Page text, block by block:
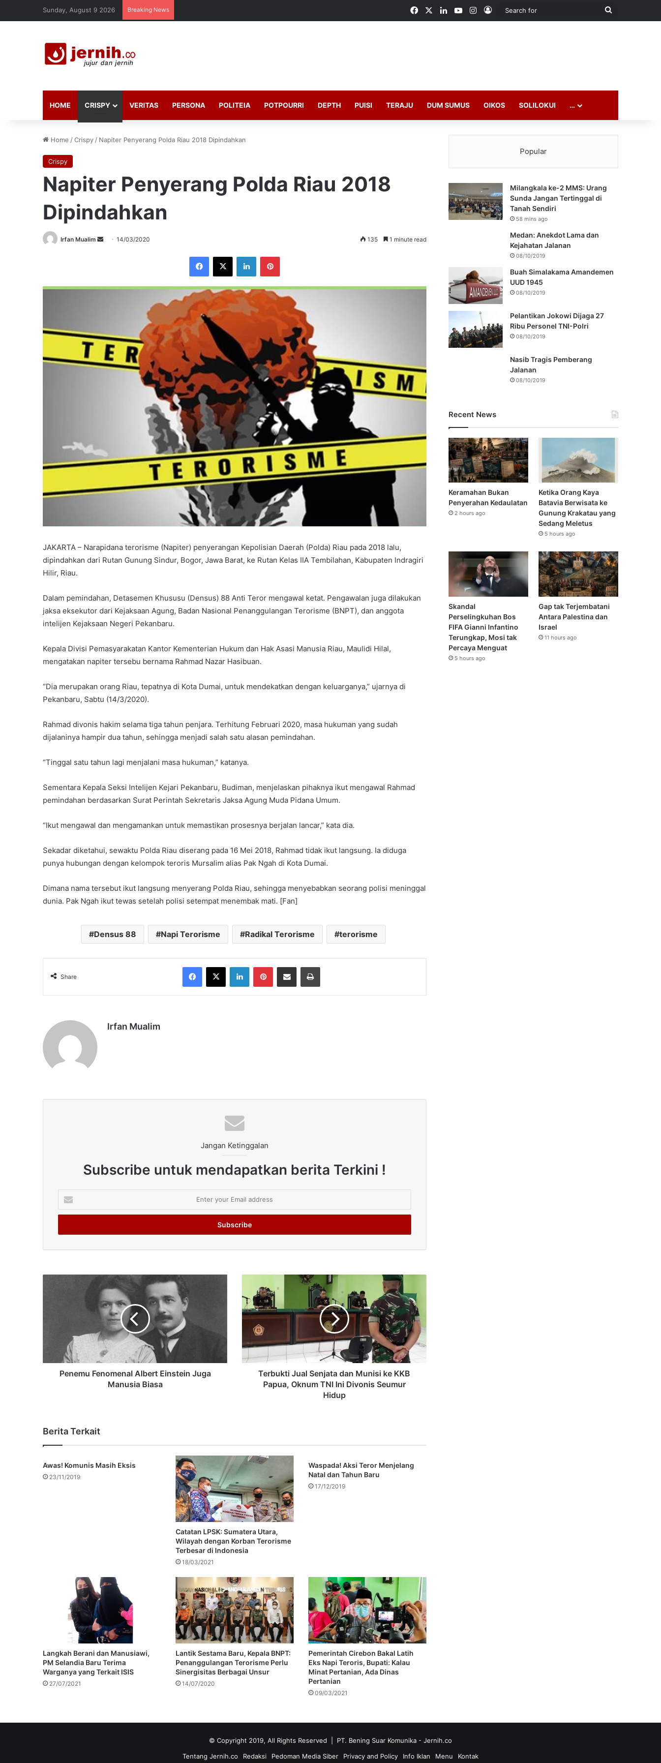
Sunday, August 9 2026 Breaking News FacebookLinkedInYouTubeInstagram
Log In
Search
HOME CRISPY VERITAS PERSONA POLITEIA POTPOURRI DEPTH PUISI TERAJU DUM SUMUS OIKOS SOLILOKUI …
Home /Crispy / Napiter Penyerang Polda Riau 2018 Dipindahkan
Crispy
Napiter Penyerang Polda Riau 2018
Dipindahkan
Irfan Mualim
Send14/03/2020 135 1 minute read
Facebook
X LinkedInPinterest
JAKARTA – Narapidana terorisme (Napiter) penyerangan Kepolisian Daerah (Polda) Riau pada 2018 lalu,
dipindahkan dari Rutan Gunung Sindur, Bogor, Jawa Barat, ke Rutan Kelas IIA Tembilahan, Kabupaten Indragiri
Hilir, Riau.
Dalam pemindahan, Detasemen Khususu (Densus) 88 Anti Teror mengawal ketat. Pengawalan juga dilakukan
jaksa eksekutor dari Kejaksaan Agung, Badan Nasional Penanggulangan Terorisme (BNPT), dan anggota
intelijen Kejaksaan Negeri Pekanbaru.
Kepala Divisi Pemasyarakatan Kantor Kementerian Hukum dan Hak Asasi Manusia Riau, Maulidi Hilal,
mengatakan napiter tersebu bernama Rahmad Nazar Hasibuan.
“Dia merupakan orang Riau, tepatnya di Kota Dumai, untuk mendekatkan dengan keluarganya,” ujarnya di
Pekanbaru, Sabtu (14/3/2020).
Rahmad divonis hakim selama tiga tahun penjara. Terhitung Februari 2020, masa hukuman yang sudah
dijalaninya hampir dua tahun, sehingga menjadi salah satu alasan pemindahan.
“Tinggal satu tahun lagi menjalani masa hukuman,” katanya.
Sementara Kepala Seksi Intelijen Kejari Pekanbaru, Budiman, menjelaskan pihaknya ikut mengawal Rahmad
pemindahan berdasarkan Surat Perintah Sekretaris Jaksa Agung Muda Pidana Umum.
“Ikut mengawal dan mengamankan untuk memastikan prosesnya berjalan lancar,” kata dia.
Sekadar diketahui, sewaktu Polda Riau diserang pada 16 Mei 2018, Rahmad tidak ikut langsung. Ia diduga
punya hubungan dengan kelompok teroris Mursalim alias Pak Ngah di Kota Dumai.
Dimana nama tersebut ikut langsung menyerang Polda Riau, sehingga menyebabkan seorang polisi meninggal
dunia. Pak Ngah ikut tewas setelah polisi setempat menembak mati. [Fan]
Densus 88 Napi Terorisme Radikal Terorisme terorisme
Share
Facebook
X LinkedInPinterestShare via Email Print
Irfan Mualim
Jangan Ketinggalan
Subscribe untuk mendapatkan berita Terkini !
your
Email
Penemu Fenomenal Albert Einstein Juga
Manusia Biasa
Terbukti Jual Senjata dan Munisi ke KKB
Papua, Oknum TNI Ini Divonis Seumur
Hidup
Berita Terkait
Awas! Komunis Masih Eksis
23/11/2019
Catatan LPSK: Sumatera Utara,
Wilayah dengan Korban Terorisme
Terbesar di Indonesia
18/03/2021
Waspada! Aksi Teror Menjelang
Natal dan Tahun Baru
17/12/2019
Langkah Berani dan Manusiawi,
PM Selandia Baru Terima
Warganya yang Terkait ISIS
27/07/2021
Lantik Sestama Baru, Kepala BNPT:
Penanggulangan Terorisme Perlu
Sinergisitas Berbagai Unsur
14/07/2020
Pemerintah Cirebon Bakal Latih
Eks Napi Teroris, Bupati: Kalau
Minat Pertanian, Ada Dinas
Pertanian
09/03/2021
Popular
Milangkala ke-2 MMS: Urang
Sunda Jangan Tertinggal di
Tanah Sendiri
58 mins ago
Medan: Anekdot Lama dan
Kejahatan Jalanan
08/10/2019
Buah Simalakama Amandemen
UUD 1945
08/10/2019
Pelantikan Jokowi Dijaga 27
Ribu Personel TNI-Polri
08/10/2019
Nasib Tragis Pemberang
Jalanan
08/10/2019
Recent News
Keramahan Bukan
Penyerahan Kedaulatan
2 hours ago
Ketika Orang Kaya
Batavia Berwisata ke
Gunung Krakatau yang
Sedang Meletus
5 hours ago
Skandal
Perselingkuhan Bos
FIFA Gianni Infantino
Terungkap, Mosi tak
Percaya Menguat
5 hours ago
Gap tak Terjembatani
Antara Palestina dan
Israel
11 hours ago
© Copyright 2019, All Rights Reserved | PT. Bening Suar Komunika - Jernih.co
Tentang Jernih.co
Redaksi Pedoman Media Siber Privacy and Policy Info Iklan Menu Kontak